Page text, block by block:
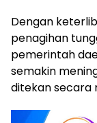
Dengan
penagihan
pemerintah
semakin
ditekan secara